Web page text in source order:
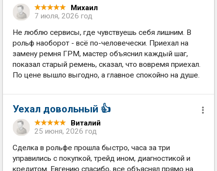
Михаил
7 июля, 2026 год
Не люблю сервисы, где чувствуешь себя лишним. В
рольф наоборот - всё по-человечески. Приехал на
замену ремня ГРМ, мастер объяснил каждый шаг,
показал старый ремень, сказал, что вовремя приехал.
По цене вышло выгодно, а главное спокойно на душе.
Уехал довольный 👍
Виталий
25 июня, 2026 год
Сделка в рольфе прошла быстро, часа за три
управились с покупкой, трейд ином, диагностикой и
кредитом. Евгению спасибо, все объяснял прямо на